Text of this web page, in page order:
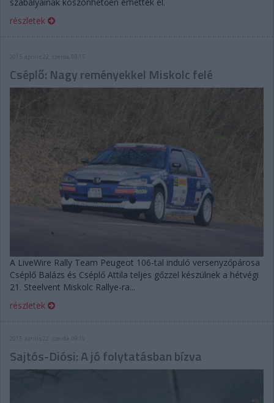
részletek
2015. április 22. szerda, 09:15
Cséplő: Nagy reményekkel Miskolc felé
A LiveWire Rally Team Peugeot 106-tal induló versenyzőpárosa
Cséplő Balázs és Cséplő Attila teljes gőzzel készülnek a hétvégi
21. Steelvent Miskolc Rallye-ra...
részletek
2015. április 22. szerda, 09:10
Sajtós-Diósi: A jó folytatásban bízva